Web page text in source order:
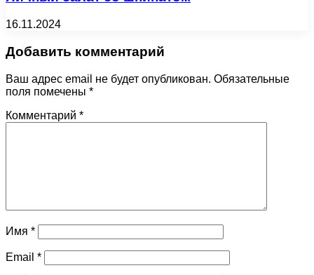
16.11.2024
Добавить комментарий
Ваш адрес email не будет опубликован. Обязательные
поля помечены *
Комментарий *
Имя *
Email *